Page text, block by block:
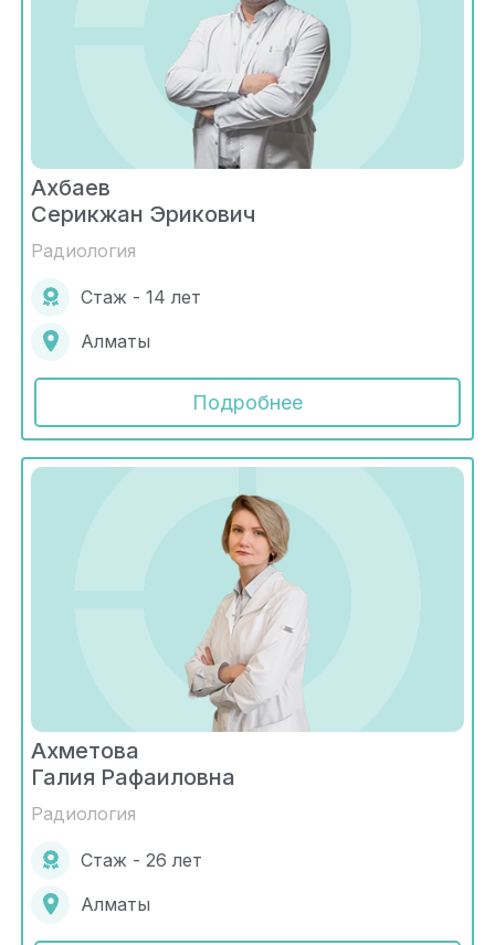
Ахбаев
Серикжан Эрикович
Радиология
Стаж - 14 лет
Алматы
Подробнее
Ахметова
Галия Рафаиловна
Радиология
Стаж - 26 лет
Алматы